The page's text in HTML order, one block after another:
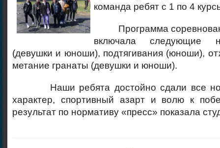
команда ребят с 1 по 4
Программа
включала следующие
(девушки и юноши), подтягивания (юноши),
метание гранаты (девушки и юноши).
Наши ребята достойно сдали все
характер, спортивный азарт и волю к
результат по нормативу «пресс» показала